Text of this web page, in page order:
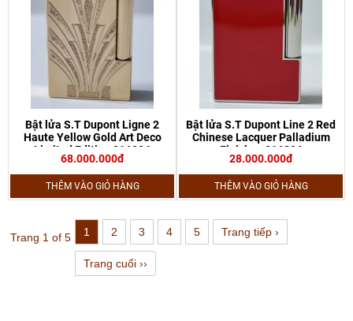
Bật lửa S.T Dupont Ligne 2
Haute Yellow Gold Art Deco
Limited Edition 016924
68.000.000đ
THÊM VÀO GIỎ HÀNG
Bật lửa S.T Dupont Line 2 Red
Chinese Lacquer Palladium
Finishes 016396
28.000.000đ
THÊM VÀO GIỎ HÀNG
Trang 1 of 5 1 2 3 4 5 Trang tiếp ›
Trang cuối ››